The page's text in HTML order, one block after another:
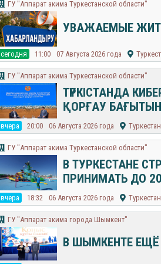
ГУ "Аппарат акима Туркестанской области"
УВАЖАЕМЫЕ
cегодня 11:00 07 Августа 2026 года
ГУ "Аппарат акима Туркестанской области"
ТҮРКІСТАНДА
ҚОРҒАУ
вчера 20:00 06 Августа 2026 года
ГУ "Аппарат акима Туркестанской области"
В ТУРКЕСТАНЕ
ПРИНИМАТЬ ДО
вчера 18:32 06 Августа 2026 года
​ГУ "Аппарат акима города Шымкент"
В ШЫМКЕНТЕ